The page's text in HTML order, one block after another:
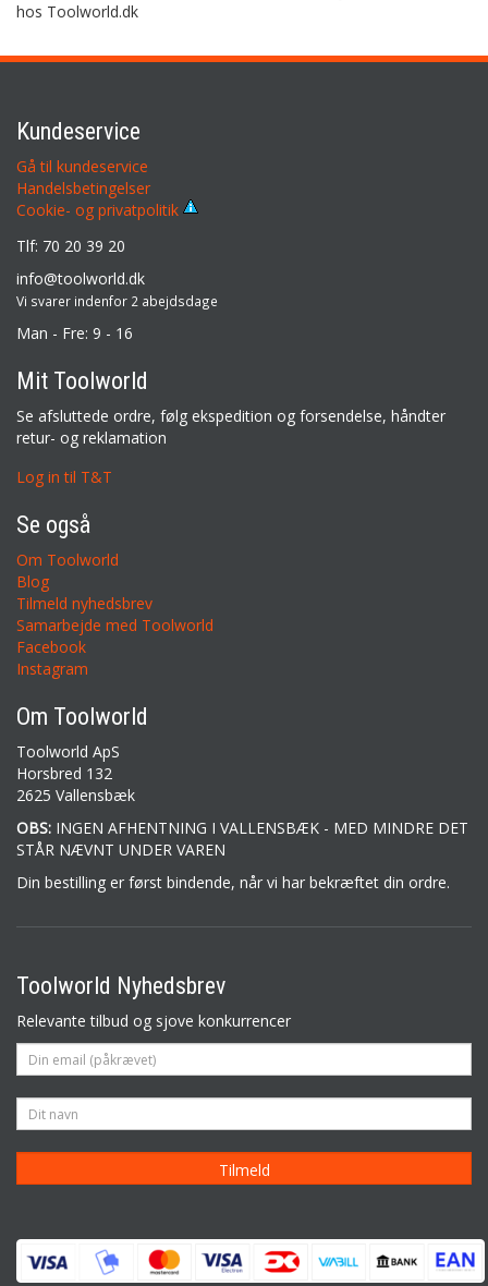
hos Toolworld.dk
Kundeservice
Gå til kundeservice
Handelsbetingelser
Cookie- og privatpolitik
Tlf: 70 20 39 20
info@toolworld.dk
Vi svarer indenfor 2 abejdsdage
Man - Fre: 9 - 16
Mit Toolworld
Se afsluttede ordre, følg ekspedition og forsendelse, håndter
retur- og reklamation
Log in til T&T
Se også
Om Toolworld
Blog
Tilmeld nyhedsbrev
Samarbejde med Toolworld
Facebook
Instagram
Om Toolworld
Toolworld ApS
Horsbred 132
2625 Vallensbæk
OBS: INGEN AFHENTNING I VALLENSBÆK - MED MINDRE DET
STÅR NÆVNT UNDER VAREN
Din bestilling er først bindende, når vi har bekræftet din ordre.
Toolworld Nyhedsbrev
Relevante tilbud og sjove konkurrencer